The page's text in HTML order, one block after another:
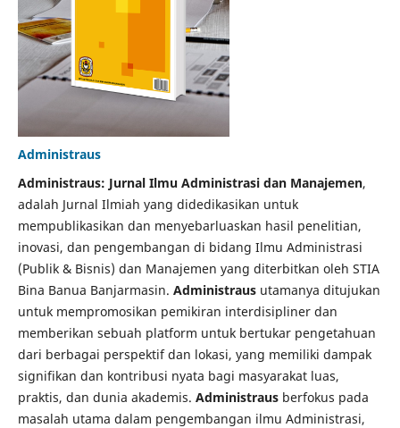
Administraus
Administraus: Jurnal Ilmu Administrasi dan Manajemen,
adalah Jurnal Ilmiah yang didedikasikan untuk
mempublikasikan dan menyebarluaskan hasil penelitian,
inovasi, dan pengembangan di bidang Ilmu Administrasi
(Publik & Bisnis) dan Manajemen yang diterbitkan oleh STIA
Bina Banua Banjarmasin. Administrausutamanya ditujukan
untuk mempromosikan pemikiran interdisipliner dan
memberikan sebuah platform untuk bertukar pengetahuan
dari berbagai perspektif dan lokasi, yang memiliki dampak
signifikan dan kontribusi nyata bagi masyarakat luas,
praktis, dan dunia akademis. Administrausberfokus pada
masalah utama dalam pengembangan ilmu Administrasi,